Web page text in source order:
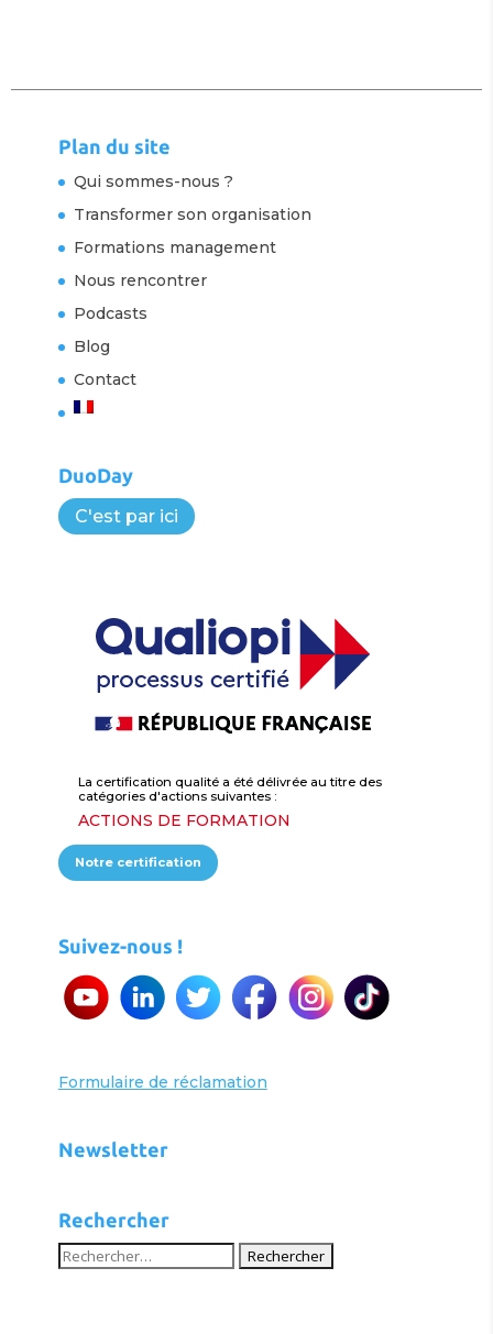
Plan du site
Qui sommes-nous ?
Transformer son organisation
Formations management
Nous rencontrer
Podcasts
Blog
Contact
DuoDay
C'est par ici
La certification qualité a été délivrée au titre des
catégories d'actions suivantes :
ACTIONS DE FORMATION
Notre certification
Suivez-nous !
Formulaire de réclamation
Newsletter
Rechercher